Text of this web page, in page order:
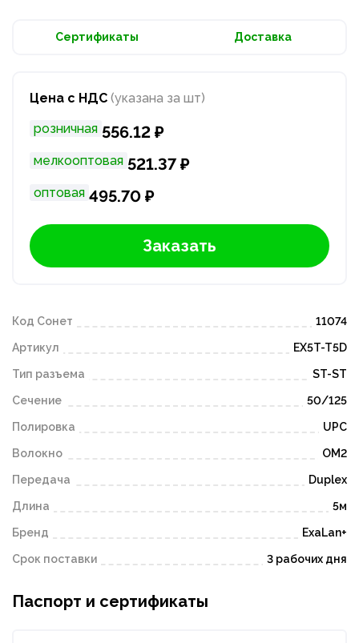
Сертификаты Доставка
Цена с НДС (указана за шт)
розничная 556.12 ₽
мелкооптовая 521.37 ₽
оптовая 495.70 ₽
Заказать
Код Сонет 11074
Артикул EX5T-T5D
Тип разъема ST-ST
Сечение 50/125
Полировка UPC
Волокно OM2
Передача Duplex
Длина 5м
Бренд ExaLan+
Срок поставки 3 рабочих дня
Паспорт и сертификаты